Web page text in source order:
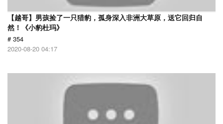
【越哥】男孩捡了一只猎豹，孤身深入非洲大草原，送它回归自
然！《小豹杜玛》
# 354
2020-08-20 04:17